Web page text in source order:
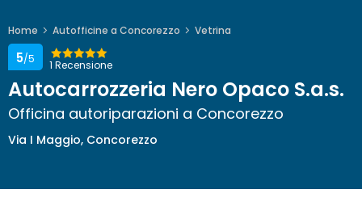
Home Autofficine a Concorezzo Vetrina
1 Recensione
5/5
Autocarrozzeria Nero Opaco S.a.s.
Officina autoriparazioni a Concorezzo
Via I Maggio, Concorezzo